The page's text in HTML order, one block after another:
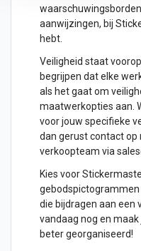
aanwijzingen, bij
hebt.
Veiligheid staat
begrijpen dat elke
als het gaat om
maatwerkopties aan.
voor jouw specifieke
dan gerust contact op
verkoopteam via
Kies voor
die bijdragen aan een
vandaag nog en
beter georganiseerd!